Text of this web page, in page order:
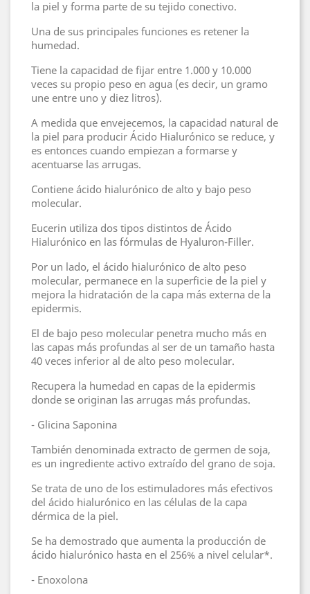
la piel y forma parte de su tejido conectivo.
Una de sus principales funciones es retener la
humedad.
Tiene la capacidad de fijar entre 1.000 y 10.000
veces su propio peso en agua (es decir, un gramo
une entre uno y diez litros).
A medida que envejecemos, la capacidad natural de
la piel para producir Ácido Hialurónico se reduce, y
es entonces cuando empiezan a formarse y
acentuarse las arrugas.
Contiene ácido hialurónico de alto y bajo peso
molecular.
Eucerin utiliza dos tipos distintos de Ácido
Hialurónico en las fórmulas de Hyaluron-Filler.
Por un lado, el ácido hialurónico de alto peso
molecular, permanece en la superficie de la piel y
mejora la hidratación de la capa más externa de la
epidermis.
El de bajo peso molecular penetra mucho más en
las capas más profundas al ser de un tamaño hasta
40 veces inferior al de alto peso molecular.
Recupera la humedad en capas de la epidermis
donde se originan las arrugas más profundas.
- Glicina Saponina
También denominada extracto de germen de soja,
es un ingrediente activo extraído del grano de soja.
Se trata de uno de los estimuladores más efectivos
del ácido hialurónico en las células de la capa
dérmica de la piel.
Se ha demostrado que aumenta la producción de
ácido hialurónico hasta en el 256% a nivel celular*.
- Enoxolona